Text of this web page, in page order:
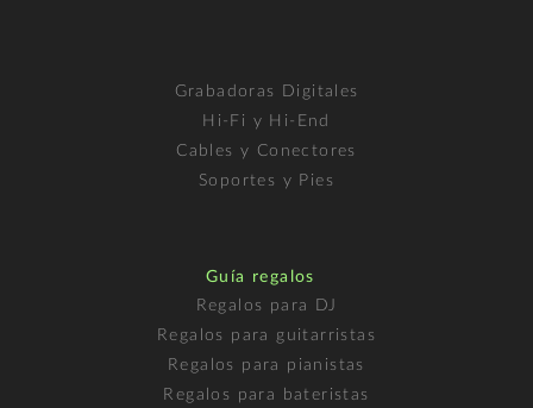
Grabadoras Digitales
Hi-Fi y Hi-End
Cables y Conectores
Soportes y Pies
Guía regalos
Regalos para DJ
Regalos para guitarristas
Regalos para pianistas
Regalos para bateristas